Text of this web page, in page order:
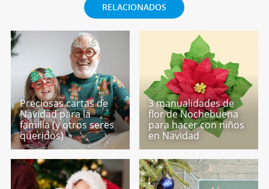
RELACIONADOS
Preciosas cartas de
Navidad para la
familia (y otros seres
queridos)
3 manualidades de
flor de Nochebuena
para hacer con niños
en Navidad